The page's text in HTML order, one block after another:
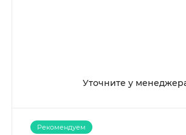
Уточните у
Рекомендуем